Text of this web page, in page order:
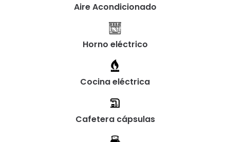
Aire Acondicionado
Horno eléctrico
Cocina eléctrica
Cafetera cápsulas